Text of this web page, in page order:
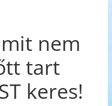
nem
tart
keres!